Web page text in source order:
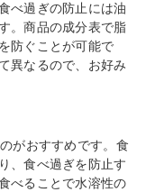
べ過ぎの防止には油
。商品の成分表で脂
防ぐことが可能で
異なるので、お好み
がおすすめです。食
、食べ過ぎを防止す
べることで水溶性の